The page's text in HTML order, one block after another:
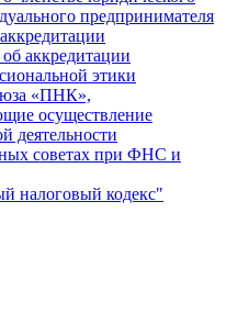
предпринимателя
аккредитации
этики
«ПНК»,
осуществление
деятельности
советах при ФНС и
налоговый кодекс"